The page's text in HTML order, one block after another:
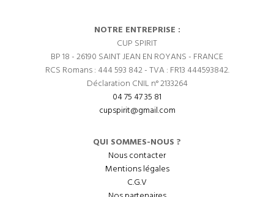
NOTRE ENTREPRISE :
CUP SPIRIT
BP 18 - 26190 SAINT JEAN EN ROYANS - FRANCE
RCS Romans : 444 593 842 - TVA : FR13 444593842.
Déclaration CNIL n° 2133264
04 75 47 35 81
cupspirit@gmail.com
QUI SOMMES-NOUS ?
Nous contacter
Mentions légales
C.G.V